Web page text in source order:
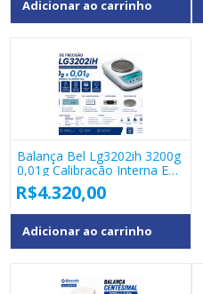
Adicionar ao carrinho
Balança Bel Lg3202ih 3200g
0,01g Calibração Interna E
Glp
R$4.320,00
Adicionar ao carrinho